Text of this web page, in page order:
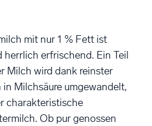
mit nur 1 % Fett ist
herrlich erfrischend. Ein Teil
Milch wird dank reinster
Milchsäure umgewandelt,
charakteristische
Ob pur genossen